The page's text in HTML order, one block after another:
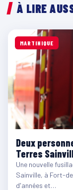
À LIRE
MARTINIQUE
Deux
Terres
Une nouvelle
Sainville, à Fort-
d'années et…